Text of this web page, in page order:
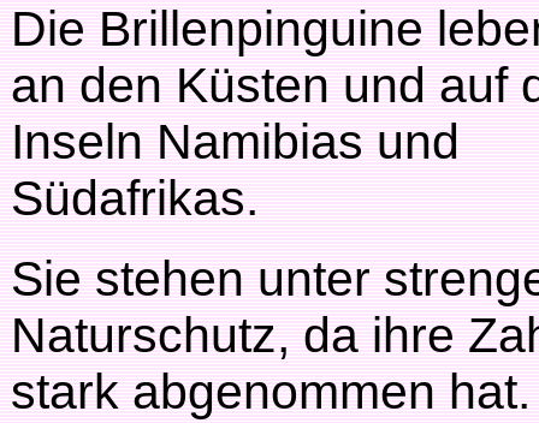
Die Brillenpinguine
an den Küsten und auf
Inseln Namibias und
Südafrikas.
Sie stehen unter
Naturschutz, da ihre
stark abgenommen hat.